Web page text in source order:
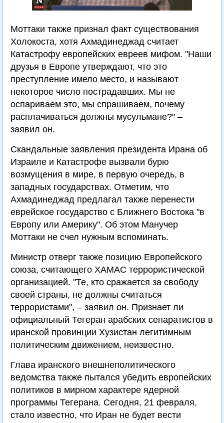
Моттаки также признал факт существования
Холокоста, хотя Ахмадинеджад считает
Катастрофу европейских евреев мифом. "Наши
друзья в Европе утверждают, что это
преступление имело место, и называют
некоторое число пострадавших. Мы не
оспариваем это, мы спрашиваем, почему
расплачиваться должны мусульмане?" –
заявил он.
Скандальные заявления президента Ирана об
Израиле и Катастрофе вызвали бурю
возмущения в мире, в первую очередь, в
западных государствах. Отметим, что
Ахмадинеджад предлагал также перенести
еврейское государство с Ближнего Востока "в
Европу или Америку". Об этом Манучер
Моттаки не счел нужным вспоминать.
Министр отверг также позицию Европейского
союза, считающего ХАМАС террористической
организацией. "Те, кто сражается за свободу
своей страны, не должны считаться
террористами", – заявил он. Признает ли
официальный Тегеран арабских сепаратистов в
иранской провинции Хузистан легитимным
политическим движением, неизвестно.
Глава иранского внешнеполитического
ведомства также пытался убедить европейских
политиков в мирном характере ядерной
программы Тегерана. Сегодня, 21 февраля,
стало известно, что Иран не будет вести